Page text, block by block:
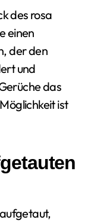
des rosa
einen
der den
und
das
ist